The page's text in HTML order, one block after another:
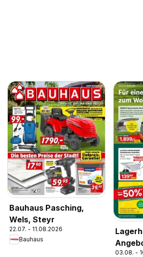
Bauhaus Pasching,
Wels, Steyr
22.07. - 11.08.2026
Bauhaus
03.08. -